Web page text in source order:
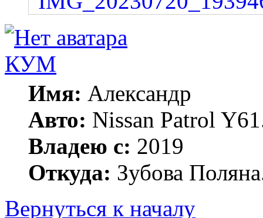
КУМ
Имя: Александр
Авто: Nissan Patrol
Владею с: 2019
Откуда: Зубова
Вернуться к началу